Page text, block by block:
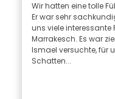
Wir hatten eine tolle
Er war sehr
uns viele interessante
Marrakesch. Es war
Ismael versuchte, für
Schatten...